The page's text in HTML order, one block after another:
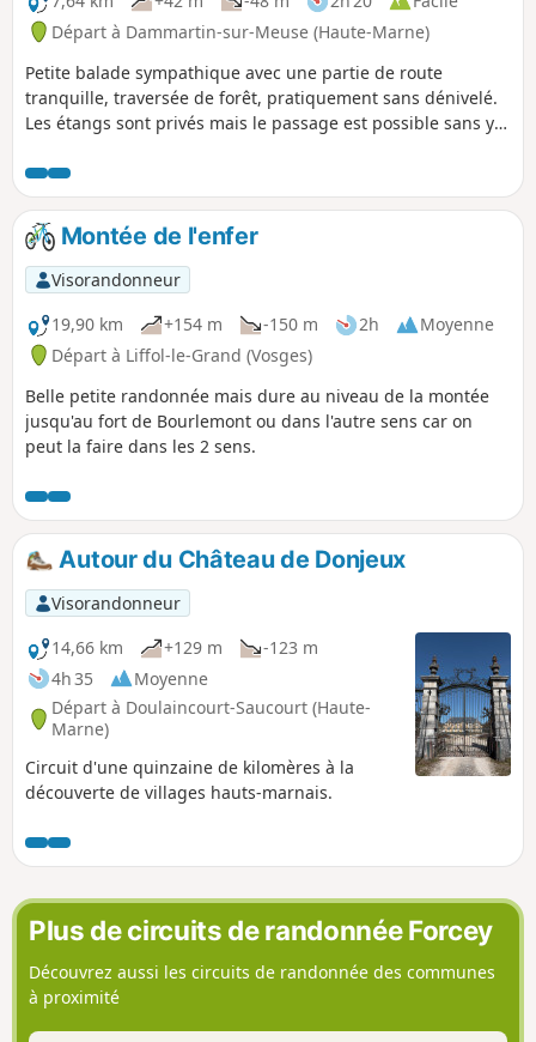
Départ à Dammartin-sur-Meuse (Haute-Marne)
Petite balade sympathique avec une partie de route
tranquille, traversée de forêt, pratiquement sans dénivelé.
Les étangs sont privés mais le passage est possible sans y
en forêt et en plaine.
Montée de l'enfer
Visorandonneur
19,90 km
+154 m -150 m 2h
Moyenne
Départ à Liffol-le-Grand (Vosges)
Belle petite randonnée mais dure au niveau de la montée
jusqu'au fort de Bourlemont ou dans l'autre sens car on
peut la faire dans les 2 sens.
Autour du Château de Donjeux
Visorandonneur
14,66 km
+129 m
-123 m
4h 35
Moyenne
Départ à Doulaincourt-Saucourt (Haute-
Marne)
Circuit d'une quinzaine de kilomères à la
découverte de villages hauts-marnais.
Plus de circuits de randonnée Forcey
Découvrez aussi les circuits de randonnée des communes
à proximité